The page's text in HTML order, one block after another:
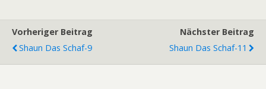
Vorheriger Beitrag
Shaun Das Schaf-9
Nächster Beitrag
Shaun Das Schaf-11